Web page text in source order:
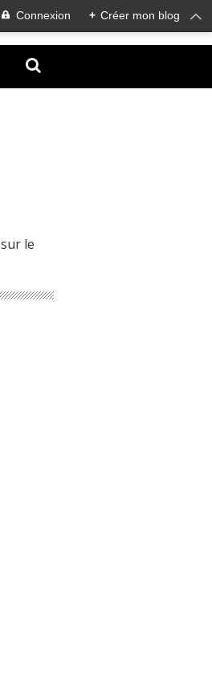
Connexion + Créer mon blog
sur le